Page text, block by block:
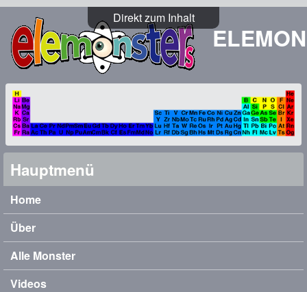
Direkt zum Inhalt
Hauptmenü
Home
Über
Alle Monster
Videos